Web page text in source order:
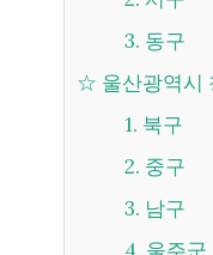
3. 동구
☆ 울산광역
1. 북구
2. 중구
3. 남구